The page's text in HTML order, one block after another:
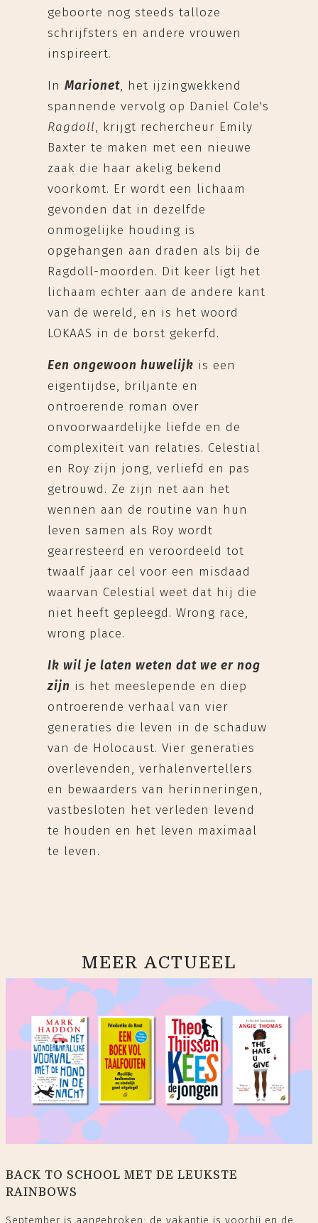
geboorte nog steeds talloze
schrijfsters en andere vrouwen
inspireert.
InMarionet, het ijzingwekkend
spannende vervolg op Daniel Cole's
Ragdoll, krijgt rechercheur Emily
Baxter te maken met een nieuwe
zaak die haar akelig bekend
voorkomt. Er wordt een lichaam
gevonden dat in dezelfde
onmogelijke houding is
opgehangen aan draden als bij de
Ragdoll-moorden. Dit keer ligt het
lichaam echter aan de andere kant
van de wereld, en is het woord
LOKAAS in de borst gekerfd.
Een ongewoon huwelijk is een
eigentijdse, briljante en
ontroerende roman over
onvoorwaardelijke liefde en de
complexiteit van relaties. Celestial
en Roy zijn jong, verliefd en pas
getrouwd. Ze zijn net aan het
wennen aan de routine van hun
leven samen als Roy wordt
gearresteerd en veroordeeld tot
twaalf jaar cel voor een misdaad
waarvan Celestial weet dat hij die
niet heeft gepleegd. Wrong race,
wrong place.
Ik wil je laten weten dat we er nog
zijn is het meeslepende en diep
ontroerende verhaal van vier
generaties die leven in de schaduw
van de Holocaust. Vier generaties
overlevenden, verhalenvertellers
en bewaarders van herinneringen,
vastbesloten het verleden levend
te houden en het leven maximaal
te leven.
MEER ACTUEEL
BACK TO SCHOOL MET DE LEUKSTE
RAINBOWS
September is aangebroken: de vakantie is voorbij en de